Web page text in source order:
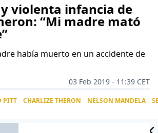
violenta infancia de
“Mi madre mató
había muerto en un accidente de
03 Feb 2019 - 11:39 CET
PITT CHARLIZE THERON NELSON MANDELA